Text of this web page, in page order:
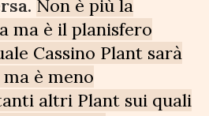
Non è più la
ma è il planisfero
Cassino Plant sarà
è meno
altri Plant sui quali